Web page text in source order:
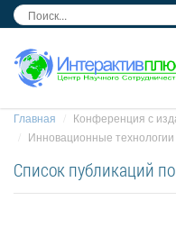
Главная
Конференция с
Инновационные
Список публикаций